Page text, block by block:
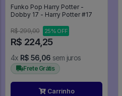
Funko Pop Harry Potter -
Dobby 17 - Harry Potter #17
R$ 299,00 25% OFF
R$ 224,25
4x R$ 56,06 sem juros
Frete Grátis
Carrinho